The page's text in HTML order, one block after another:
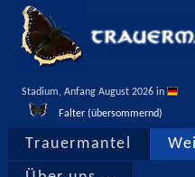
Stadium, Anfang August 2026 in
Falter (übersommernd)
Trauermantel